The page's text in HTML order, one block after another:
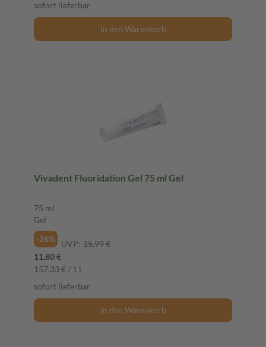
sofort lieferbar
In den Warenkorb
Vivadent Fluoridation Gel 75 ml Gel
75 ml
Gel
-26%
UVP: 15,99 €
11,80 €
157,33 € / 1 l
sofort lieferbar
In den Warenkorb